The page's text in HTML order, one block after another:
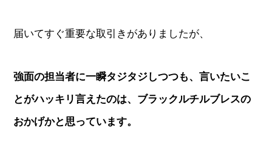
届いてすぐ重要な取引きがありましたが、
強面の担当者に一瞬タジタジしつつも、言いたいこ
とがハッキリ言えたのは、ブラックルチルブレスの
おかげかと思っています。